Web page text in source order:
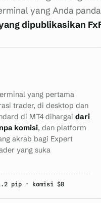
yang Anda
dipublikasikan
yang pertama
trader, di desktop dan
di MT4 dihargai dari
komisi, dan platform
akrab bagi Expert
yang suka
pip · komisi $0